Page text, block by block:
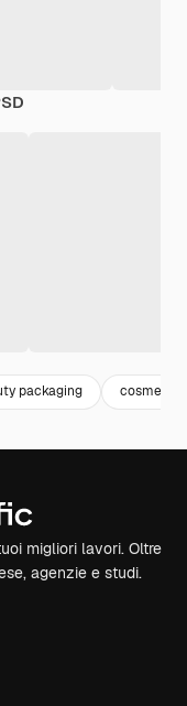
packaging cosmetics
migliori lavori. Oltre
agenzie e studi.